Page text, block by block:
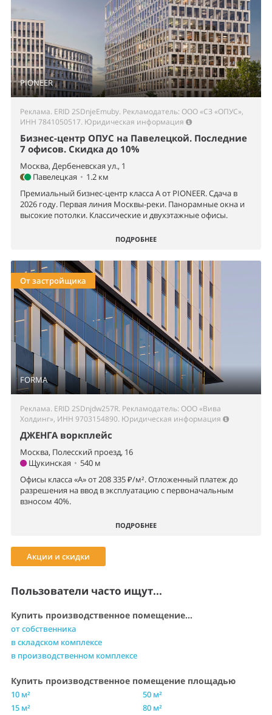
PIONEER
Реклама. ERID 2SDnjeEmuby. Рекламодатель: ООО «СЗ «ОПУС»,
ИНН 7841050517. Юридическая информация
Бизнес-центр ОПУС на Павелецкой. Последние
7 офисов. Скидка до 10%
Москва, Дербеневская ул., 1
Павелецкая • 1.2 км
Премиальный бизнес-центр класса А от PIONEER. Сдача в
2026 году. Первая линия Москвы-реки. Панорамные окна и
высокие потолки. Классические и двухэтажные офисы.
ПОДРОБНЕЕ
FORMA
От застройщика
Реклама. ERID 2SDnjdw257R. Рекламодатель: ООО «Вива
Холдинг», ИНН 9703154890. Юридическая информация
ДЖЕНГА воркплейс
Москва, Полесский проезд, 16
Щукинская • 540 м
Офисы класса «А» от 208 335 ₽/м². Отложенный платеж до
разрешения на ввод в эксплуатацию с первоначальным
взносом 40%.
ПОДРОБНЕЕ
Акции и скидки
Пользователи часто ищут...
Купить производственное помещение...
от собственника
в складском комплексе
в производственном комплексе
Купить производственное помещение площадью
10 м²
15 м²
50 м²
80 м²